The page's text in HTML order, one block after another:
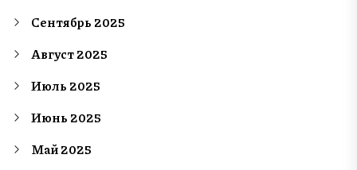
Сентябрь 2025
Август 2025
Июль 2025
Июнь 2025
Май 2025